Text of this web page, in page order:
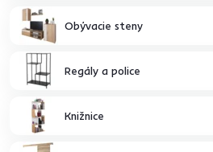
Obývacie steny
Regály a police
Knižnice